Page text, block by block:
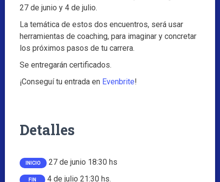
27 de junio y 4 de julio.
La temática de estos dos encuentros, será usar
herramientas de coaching, para imaginar y concretar
los próximos pasos de tu carrera.
Se entregarán certificados.
¡Conseguí tu entrada en Evenbrite!
Detalles
INICIO 27 de junio 18:30 hs
FIN 4 de julio 21:30 hs.